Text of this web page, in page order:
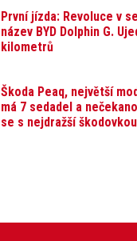
První jízda: Revoluce v
název BYD Dolphin G.
kilometrů
Škoda Peaq, největší
má 7 sedadel a
se s nejdražší škodovkou